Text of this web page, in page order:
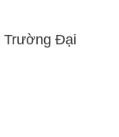
Trường Đại